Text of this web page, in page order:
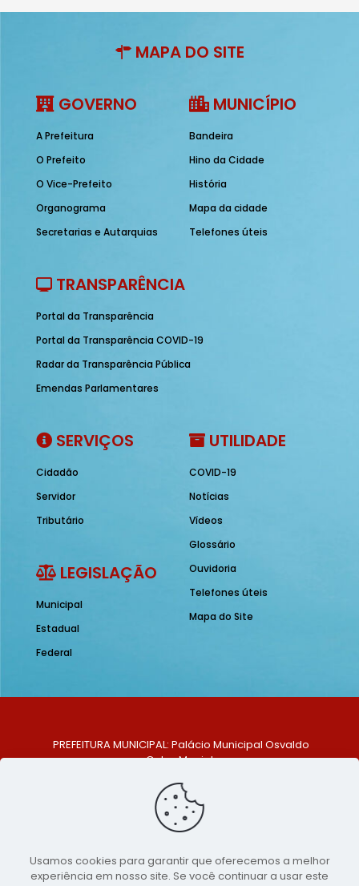
MAPA DO SITE
GOVERNO
A Prefeitura
O Prefeito
O Vice-Prefeito
Organograma
Secretarias e Autarquias
MUNICÍPIO
Bandeira
Hino da Cidade
História
Mapa da cidade
Telefones úteis
TRANSPARÊNCIA
Portal da Transparência
Portal da Transparência COVID-19
Radar da Transparência Pública
Emendas Parlamentares
SERVIÇOS
Cidadão
Servidor
Tributário
LEGISLAÇÃO
Municipal
Estadual
Federal
UTILIDADE
COVID-19
Notícias
Vídeos
Glossário
Ouvidoria
Telefones úteis
Mapa do Site
PREFEITURA MUNICIPAL: Palácio Municipal Osvaldo
Celso Maciel
Centro, São Bento do Una - PE. CEP: 553370-128
TELEFONE: (81) 99548-1569
E-MAIL: ouvidoria@saobentodouna.pe.gov.br
Copyright 2021-2026 - Assessoria de Comunicação da
Usamos cookies para garantir que oferecemos a melhor
experiência em nosso site. Se você continuar a usar este